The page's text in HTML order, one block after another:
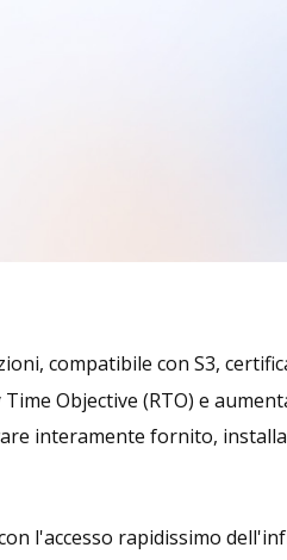
compatibile con S3,
Objective (RTO) e
interamente fornito,
l'accesso rapidissimo